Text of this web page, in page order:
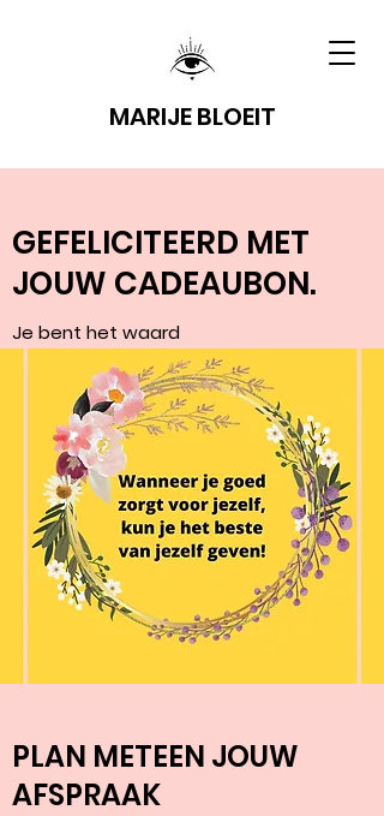
MARIJE BLOEIT
GEFELICITEERD MET
JOUW CADEAUBON.
Je bent het waard
PLAN METEEN JOUW
AFSPRAAK